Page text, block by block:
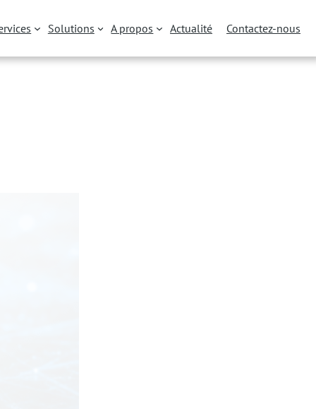
Solutions A propos Actualité Contactez-nous